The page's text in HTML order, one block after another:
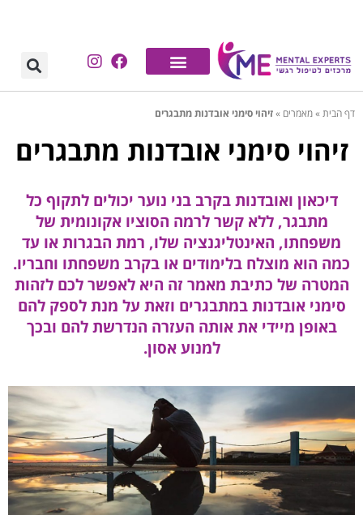
דף הבית»מאמרים »זיהוי סימני אובדנות מתבגרים
זיהוי סימני אובדנות מתבגרים
דיכאון ואובדנות בקרב בני נוער יכולים לתקוף כל
מתבגר, ללא קשר לרמה הסוציו אקונומית של
משפחתו, האינטליגנציה שלו, רמת הבגרות או עד
כמה הוא מוצלח בלימודים או בקרב משפחתו וחבריו.
המטרה של כתיבת מאמר זה היא לאפשר לכם לזהות
סימני אובדנות במתבגרים וזאת על מנת לספק להם
באופן מיידי את אותה העזרה הנדרשת להם ובכך
למנוע אסון.